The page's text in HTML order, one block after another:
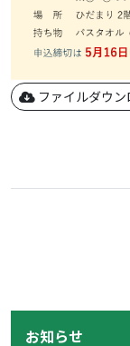
ファイルダウン
お知らせ